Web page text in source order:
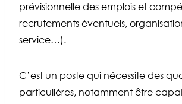
prévisionnelle des emplois et
recrutements éventuels,
service…).
C’est un poste qui nécessite des
particulières, notamment être